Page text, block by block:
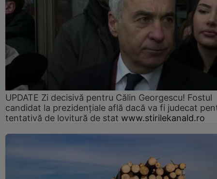
UPDATE Zi decisivă pentru Călin Georgescu! Fostul
candidat la prezidențiale află dacă va fi judecat
tentativă de lovitură de stat www.stirilekanald.ro